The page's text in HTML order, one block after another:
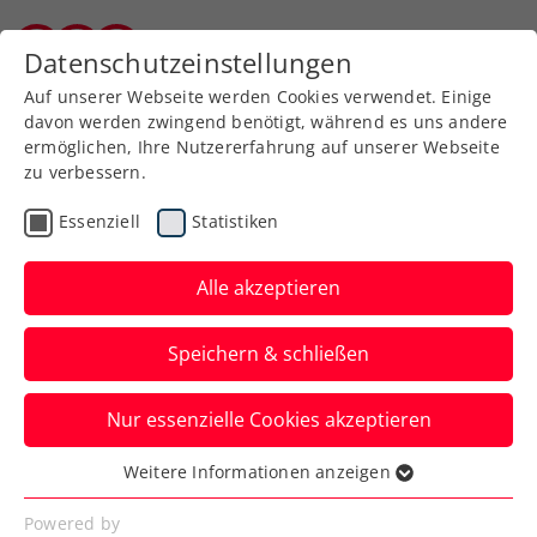
Aktuelle News
News filtern
Datenschutzeinstellungen
Auf unserer Webseite werden Cookies verwendet. Einige
davon werden zwingend benötigt, während es uns andere
ermöglichen, Ihre Nutzererfahrung auf unserer Webseite
zu verbessern.
Essenziell Statistiken
Alle akzeptieren
Speichern & schließen
Nur essenzielle Cookies akzeptieren
Essenziell
Essenzielle Cookies werden für grundlegende
Weitere Informationen anzeigen
Powered by